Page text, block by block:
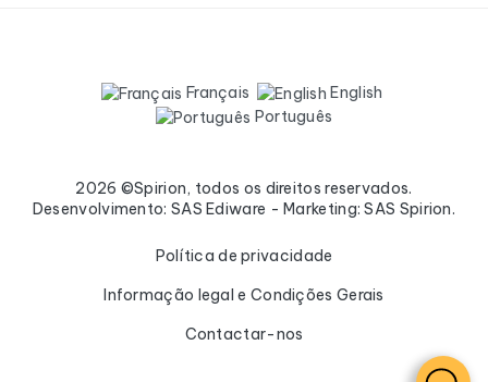
Français
English
Português
2026 ©Spirion, todos os direitos reservados.
Desenvolvimento: SAS Ediware - Marketing: SAS Spirion.
Política de privacidade
Informação legal e Condições Gerais
Contactar-nos